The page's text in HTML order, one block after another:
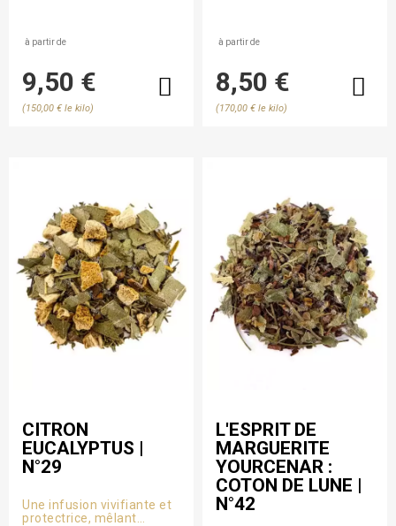
au calme.
à partir de
9,50 €
(150,00 € le kilo)
naturellement.
à partir de
8,50 €
(170,00 € le kilo)
CITRON
EUCALYPTUS |
N°29
Une infusion vivifiante et
protectrice, mêlant
L'ESPRIT DE
MARGUERITE
YOURCENAR :
COTON DE LUNE |
N°42